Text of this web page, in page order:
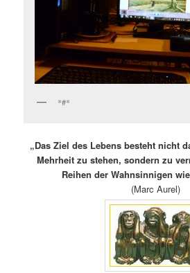
*#*
„Das Ziel des Lebens besteht nicht
Mehrheit zu stehen, sondern zu
Reihen der Wahnsinnigen
(Marc Aurel)